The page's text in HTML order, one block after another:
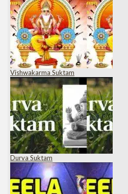
Vishwakarma Suktam
Durva Suktam